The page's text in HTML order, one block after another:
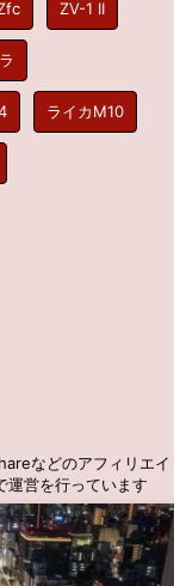
ZV-1 II
ライカM10
などのアフィリエイ
営を行っています